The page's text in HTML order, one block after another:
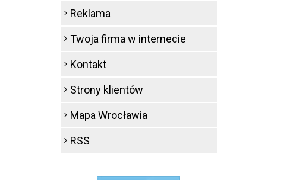
Reklama
Twoja firma w internecie
Kontakt
Strony klientów
Mapa Wrocławia
RSS